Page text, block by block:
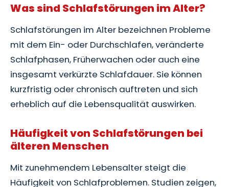
Was sind Schlafstörungen im Alter?
Schlafstörungen im Alter bezeichnen Probleme
mit dem Ein- oder Durchschlafen, veränderte
Schlafphasen, Früherwachen oder auch eine
insgesamt verkürzte Schlafdauer. Sie können
kurzfristig oder chronisch auftreten und sich
erheblich auf die Lebensqualität auswirken.
Häufigkeit von Schlafstörungen bei
älteren Menschen
Mit zunehmendem Lebensalter steigt die
Häufigkeit von Schlafproblemen. Studien zeigen,